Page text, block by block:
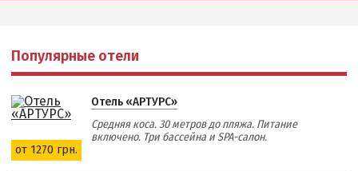
Популярные отели
от 1270 грн.
Отель «АРТУРС»
Средняя коса. 30 метров до пляжа. Питание
включено. Три бассейна и SPA-салон.